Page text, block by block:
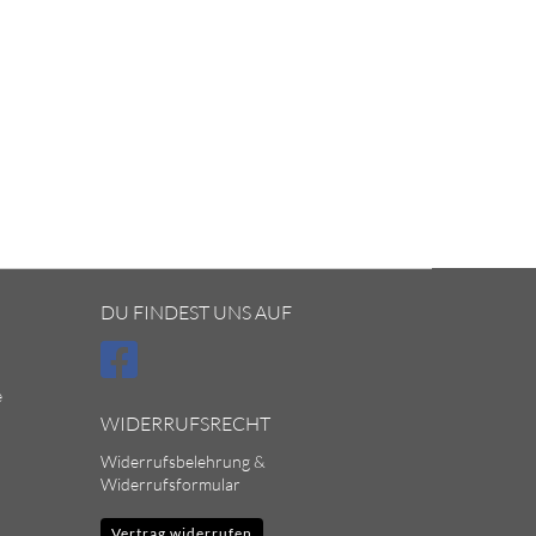
DU FINDEST UNS AUF
WIDERRUFSRECHT
Widerrufsbelehrung &
Widerrufsformular